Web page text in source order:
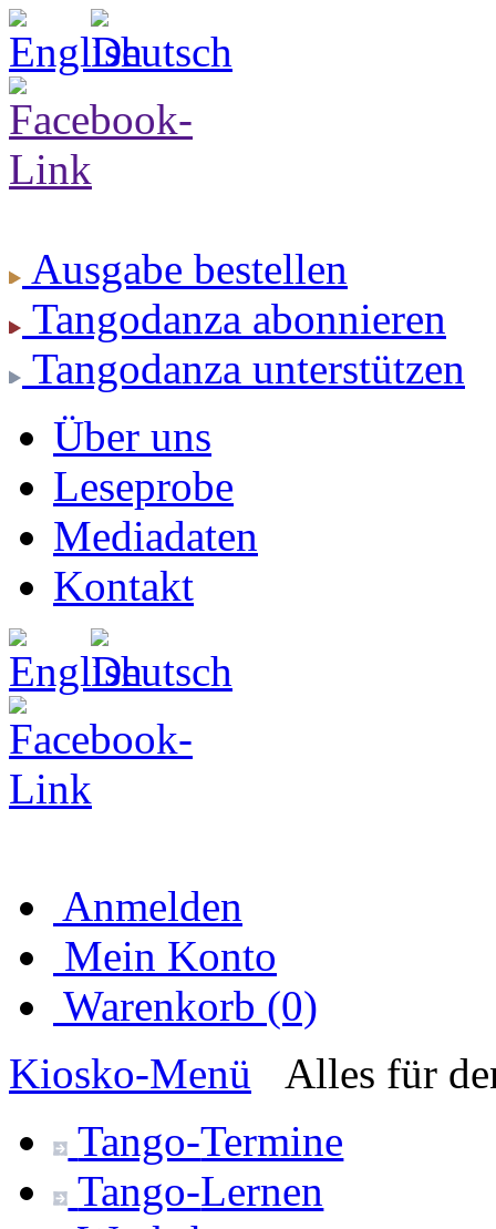
Ausgabe bestellen
Tangodanza abonnieren
Tangodanza unterstützen
Über uns
Leseprobe
Mediadaten
Kontakt
Anmelden
Mein Konto
Warenkorb (0)
Kiosko-Menü
Alles für
Tango-Termine
Tango-Lernen